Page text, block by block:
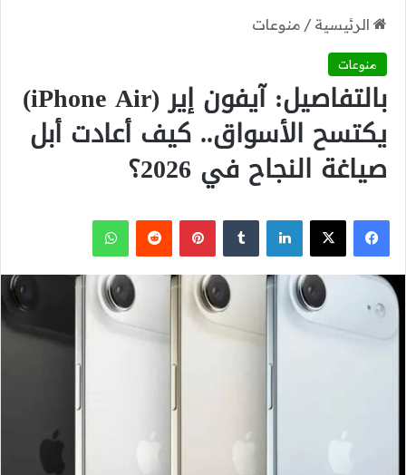
الرئيسية / منوعات
منوعات
بالتفاصيل: آيفون إير (iPhone Air)
يكتسح الأسواق.. كيف أعادت أبل
صياغة النجاح في 2026؟
فيسبوك
‫X لينكدإن بينتيريست واتساب